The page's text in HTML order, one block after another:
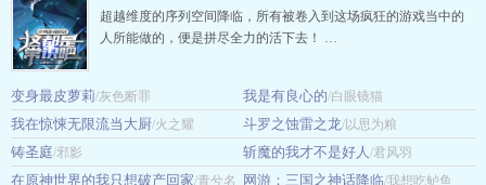
超越维度的序列空间降临，所有被卷入到这场疯狂的游戏当中的
人所能做的，便是拼尽全力的活下去！ …
变身最皮萝莉/灰色断罪 我是有良心的/白眼镜猫
我在惊悚无限流当大厨/火之耀 斗罗之蚀雷之龙/以思为粮
铸圣庭/邪影 斩魔的我才不是好人/君风羽
在原神世界的我只想破产回家/青兮名 网游：三国之神话降临/我想吃鲈鱼